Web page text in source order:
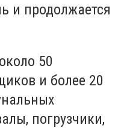
и продолжается
50
и более 20
погрузчики,